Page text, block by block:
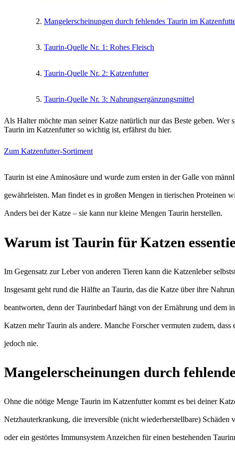
Mangelerscheinungen durch fehlendes Taurin im
Taurin-Quelle Nr. 1: Rohes Fleisch
Taurin-Quelle Nr. 2: Katzenfutter
Taurin-Quelle Nr. 3: Nahrungsergänzungsmittel
Als Halter möchte man seiner Katze natürlich nur das Beste geben.
Taurin im Katzenfutter so wichtig ist, erfährst du hier.
Zum Katzenfutter-Sortiment
Taurin ist eine Aminosäure und wurde zum ersten in der Galle von
gewährleisten. Man findet es in großen Mengen in tierischen Proteinen
Anders bei der Katze – sie kann nur kleine Mengen Taurin herstellen.
Warum ist Taurin für Katzen
Im Gegensatz zur Leber von anderen Tieren kann die Katzenleber
Insgesamt geht rund die Hälfte an Taurin, das die Katze über ihre
beantworten, denn der Taurinbedarf hängt von der Ernährung und dem
Katzen mehr Taurin als andere. Manche Forscher vermuten zudem,
jedoch nie.
Mangelerscheinungen durch
Ohne die nötige Menge Taurin im Katzenfutter kommt es bei deiner
Netzhauterkrankung, die irreversible (nicht wiederherstellbare)
oder ein gestörtes Immunsystem Anzeichen für einen bestehenden